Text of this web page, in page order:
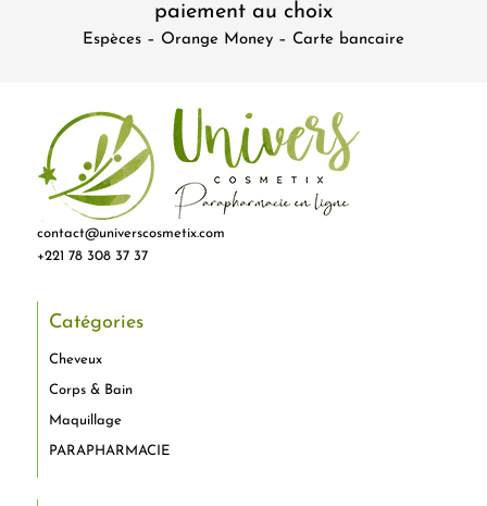
paiement au choix
Espèces – Orange Money – Carte bancaire
contact@universcosmetix.com
+221 78 308 37 37
Catégories
Cheveux
Corps & Bain
Maquillage
PARAPHARMACIE